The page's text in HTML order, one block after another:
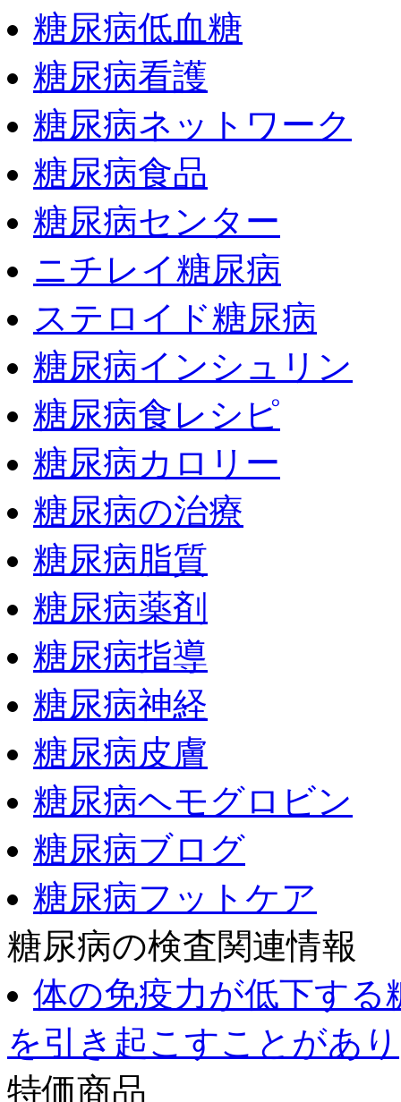
糖尿病低血糖
糖尿病看護
糖尿病ネットワーク
糖尿病食品
糖尿病センター
ニチレイ糖尿病
ステロイド糖尿病
糖尿病インシュリン
糖尿病食レシピ
糖尿病カロリー
糖尿病の治療
糖尿病脂質
糖尿病薬剤
糖尿病指導
糖尿病神経
糖尿病皮膚
糖尿病ヘモグロビン
糖尿病ブログ
糖尿病フットケア
糖尿病の検査関連情報
体の免疫力が低下する
を引き起こすことがあり
特価商品